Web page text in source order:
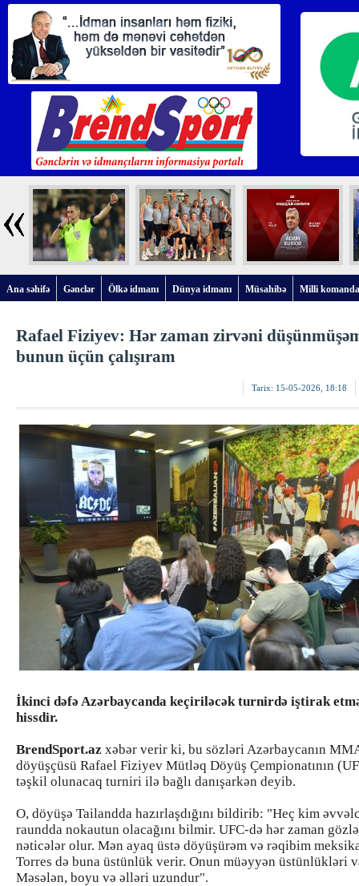
Ana səhifə Gənclər Ölkə idmanı Dünya idmanı Müsahibə Milli
Rafael Fiziyev: Hər zaman zirvəni
bunun üçün çalışıram
Tarix: 15-05-2026, 18:18
İkinci dəfə Azərbaycanda keçiriləcək turnirdə iştirak
hissdir.
BrendSport.az xəbər verir ki, bu sözləri Azərbaycanın
döyüşçüsü Rafael Fiziyev Mütləq Döyüş Çempionatının
təşkil olunacaq turniri ilə bağlı danışarkən deyib.
O, döyüşə Tailandda hazırlaşdığını bildirib: "Heç kim
raundda nokautun olacağını bilmir. UFC-də hər zaman
nəticələr olur. Mən ayaq üstə döyüşürəm və rəqibim
Torres də buna üstünlük verir. Onun müəyyən üstünlükləri
Məsələn, boyu və əlləri uzundur".